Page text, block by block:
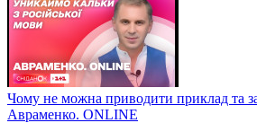
Чому не можна приводити приклад та
Авраменко. ONLINE